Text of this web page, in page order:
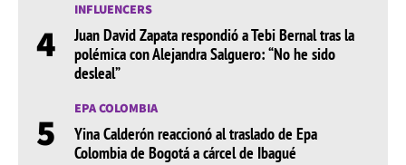
4
INFLUENCERS
Juan David Zapata respondió a Tebi Bernal tras la
polémica con Alejandra Salguero: “No he sido
desleal”
5 EPA COLOMBIA
Yina Calderón reaccionó al traslado de Epa
Colombia de Bogotá a cárcel de Ibagué